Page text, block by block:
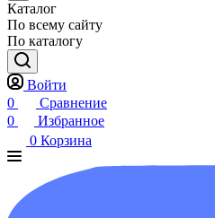
Каталог
По всему сайту
По каталогу
Войти
0
Сравнение
0
Избранное
0 Корзина